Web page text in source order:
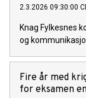
2.3.2026 09:30:00
Knag Fylkesnes
og
Fire år med
for eksamen